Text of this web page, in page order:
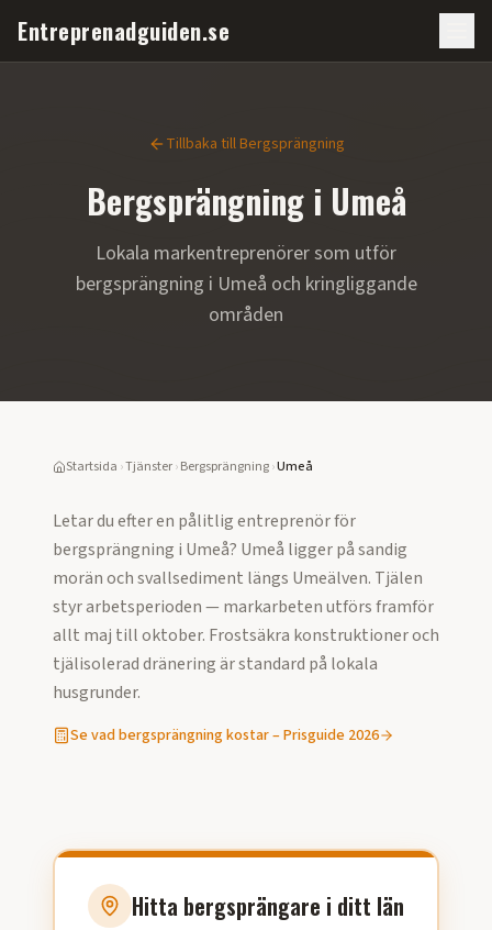
Entreprenadguiden.se
Tillbaka tillBergsprängning
Bergsprängningi Umeå
Lokala markentreprenörer som utför
bergsprängning i Umeå och kringliggande
områden
Startsida ›Tjänster›Bergsprängning›Umeå
Letar du efter en pålitlig entreprenör för
bergsprängning i Umeå? Umeå ligger på sandig
morän och svallsediment längs Umeälven. Tjälen
styr arbetsperioden — markarbeten utförs framför
allt maj till oktober. Frostsäkra konstruktioner och
tjälisolerad dränering är standard på lokala
husgrunder.
Se vadbergsprängningkostar – Prisguide 2026
Hitta bergsprängare i ditt län